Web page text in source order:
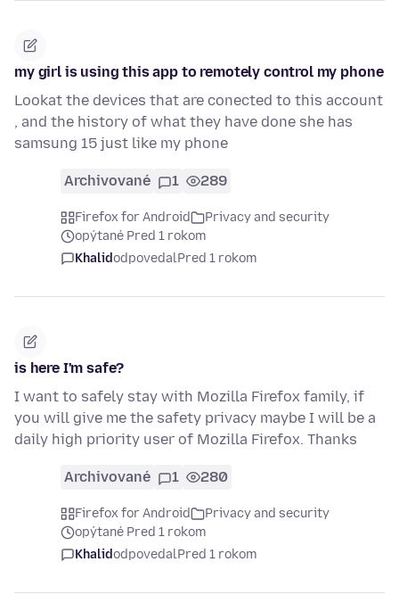
my girl is using this app to remotely control my phone
Lookat the devices that are conected to this account
, and the history of what they have done she has
samsung 15 just like my phone
Archivované 1 289
Firefox for Android
Privacy and security
opýtané Pred 1 rokom
KhalidodpovedalPred 1 rokom
is here I'm safe?
I want to safely stay with Mozilla Firefox family, if
you will give me the safety privacy maybe I will be a
daily high priority user of Mozilla Firefox. Thanks
Archivované 1 280
Firefox for Android
Privacy and security
opýtané Pred 1 rokom
KhalidodpovedalPred 1 rokom